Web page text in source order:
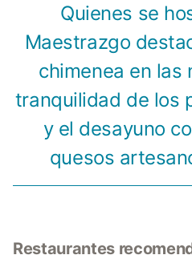
Quienes se
Maestrazgo
chimenea en las
tranquilidad de los
y el desayuno
quesos
Restaurantes